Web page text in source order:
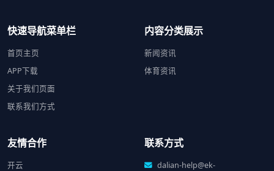
快速导航菜单栏
首页主页
APP下载
关于我们页面
联系我们方式
内容分类展示
新闻资讯
体育资讯
友情合作
开云
联系方式
dalian-help@ek-